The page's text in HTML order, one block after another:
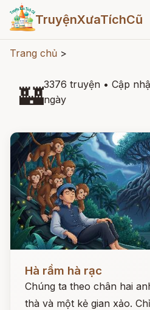
TruyệnXưaTíchCũ
Trang chủ >
🏰3376 truyện • Cập
ngày
Đọc ngay
Hà rầm hà rạc
Chúng ta theo chân hai
thà và một kẻ gian xảo.